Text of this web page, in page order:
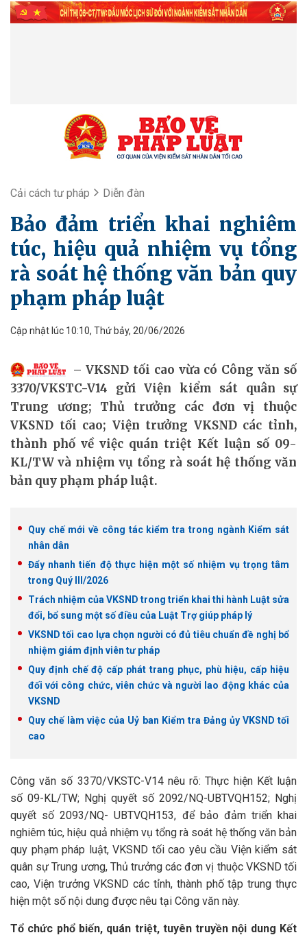
Cải cách tư pháp Diễn đàn
Bảo đảm triển khai nghiêm
túc, hiệu quả nhiệm vụ tổng
rà soát hệ thống văn bản quy
phạm pháp luật
Cập nhật lúc 10:10, Thứ bảy, 20/06/2026
VKSND tối cao vừa có Công văn số
3370/VKSTC-V14 gửi Viện kiểm sát quân sự
Trung ương; Thủ trưởng các đơn vị thuộc
VKSND tối cao; Viện trưởng VKSND các tỉnh,
thành phố về việc quán triệt Kết luận số 09-
KL/TW và nhiệm vụ tổng rà soát hệ thống văn
bản quy phạm pháp luật.
Quy chế mới về công tác kiểm tra trong ngành Kiểm sát
nhân dân
Đẩy nhanh tiến độ thực hiện một số nhiệm vụ trọng tâm
trong Quý III/2026
Trách nhiệm của VKSND trong triển khai thi hành Luật sửa
đổi, bổ sung một số điều của Luật Trợ giúp pháp lý
VKSND tối cao lựa chọn người có đủ tiêu chuẩn đề nghị bổ
nhiệm giám định viên tư pháp
Quy định chế độ cấp phát trang phục, phù hiệu, cấp hiệu
đối với công chức, viên chức và người lao động khác của
VKSND
Quy chế làm việc của Uỷ ban Kiểm tra Đảng ủy VKSND tối
cao
Công văn số 3370/VKSTC-V14 nêu rõ: Thực hiện Kết luận
số 09-KL/TW; Nghị quyết số 2092/NQ-UBTVQH152; Nghị
quyết số 2093/NQ- UBTVQH153, để bảo đảm triển khai
nghiêm túc, hiệu quả nhiệm vụ tổng rà soát hệ thống văn bản
quy phạm pháp luật, VKSND tối cao yêu cầu Viện kiểm sát
quân sự Trung ương, Thủ trưởng các đơn vị thuộc VKSND tối
cao, Viện trưởng VKSND các tỉnh, thành phố tập trung thực
hiện một số nội dung được nêu tại Công văn này.
Tổ chức phổ biến, quán triệt, tuyên truyền nội dung Kết